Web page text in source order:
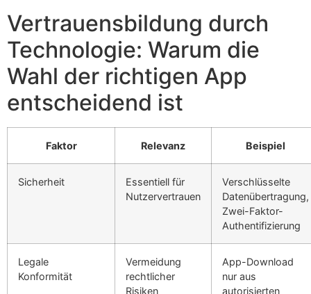
Vertrauensbildung durch
Technologie: Warum die
Wahl der richtigen App
entscheidend ist
Faktor Relevanz Beispiel
Sicherheit
Essentiell für
Nutzervertrauen
Verschlüsselte
Datenübertragung,
Zwei-Faktor-
Authentifizierung
Legale
Konformität
Vermeidung
rechtlicher
Risiken
App-Download
nur aus
autorisierten